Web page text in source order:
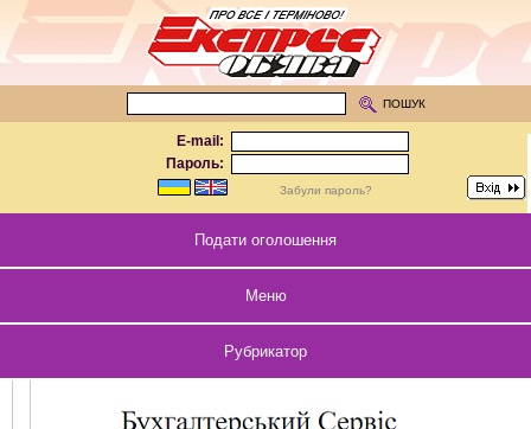
E-mail:
Пароль:
Забули пароль?
ПОШУК
Подати оголошення
Меню
Рубрикатор